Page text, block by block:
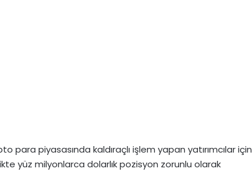
para piyasasında kaldıraçlı işlem yapan yatırımcılar için
yüz milyonlarca dolarlık pozisyon zorunlu olarak